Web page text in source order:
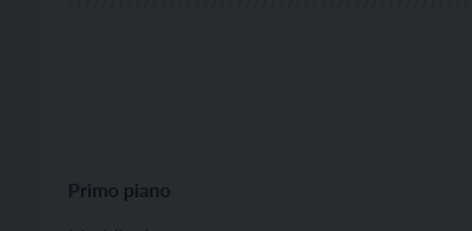
Primo piano